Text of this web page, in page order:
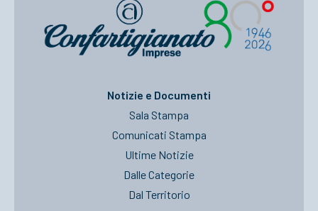
Notizie e Documenti
Sala Stampa
Comunicati Stampa
Ultime Notizie
Dalle Categorie
Dal Territorio